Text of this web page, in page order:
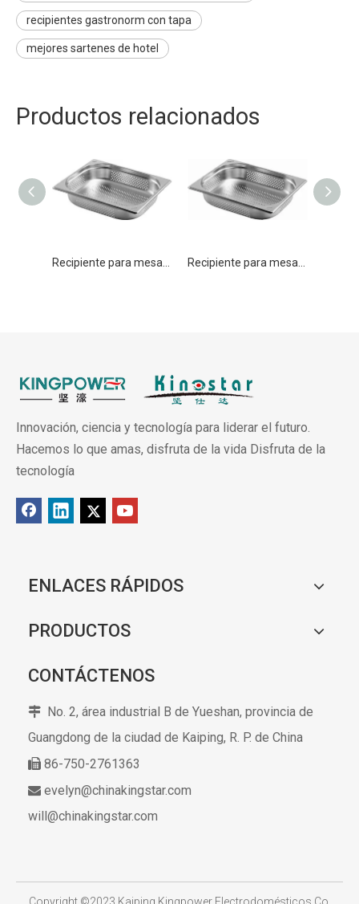
recipientes gastronorm con tapa
mejores sartenes de hotel
Productos relacionados
Innovación, ciencia y tecnología para liderar el futuro.
Hacemos lo que amas, disfruta de la vida Disfruta de la
tecnología
ENLACES RÁPIDOS
PRODUCTOS
CONTÁCTENOS
 No. 2, área industrial B de Yueshan, provincia de
Guangdong de la ciudad de Kaiping, R. P. de China
 86-750-2761363
 evelyn@chinakingstar.com
will@chinakingstar.com